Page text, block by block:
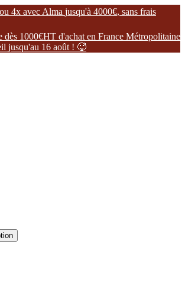
ou 4x avec Alma jusqu'à 4000€, sans frais
dès 1000€HT d'achat en France Métropolitaine
il jusqu'au 16 août ! 